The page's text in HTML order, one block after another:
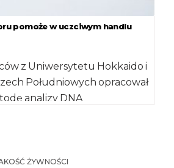
pomoże w uczciwym handlu
z Uniwersytetu Hokkaido i
Południowych opracował
analizy DNA
ŻYWNOŚCI